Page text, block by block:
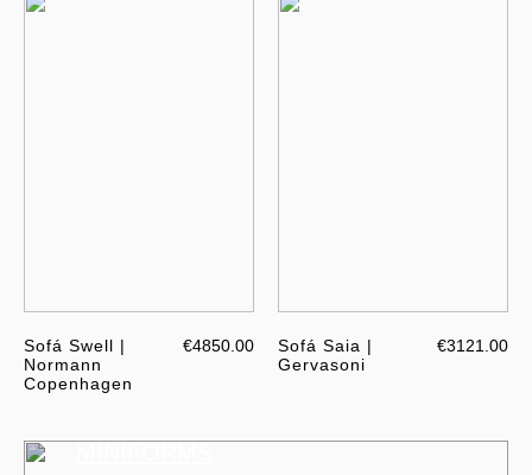
Sofá Swell |
Normann
Copenhagen
€4850.00
Sofá Saia |
Gervasoni
€3121.00